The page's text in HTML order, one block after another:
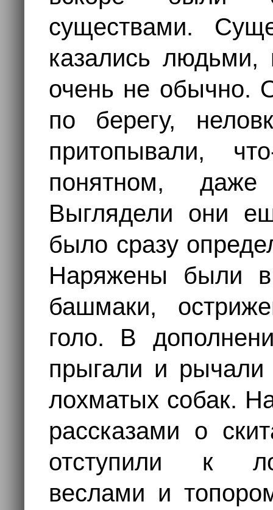
существами.
казались
очень не обычно.
по берегу,
притопывали,
понятном,
Выглядели они
было сразу
Наряжены были
башмаки,
голо. В
прыгали и рычали
лохматых собак.
рассказами о
отступили к
веслами и